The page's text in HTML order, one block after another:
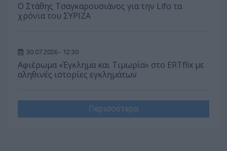
Ο Στάθης Τσαγκαρουσιάνος για την Lifo τα
χρόνια του ΣΥΡΙΖΑ
30.07.2026 - 12:30
Αφιέρωμα «Έγκλημα και Τιμωρία» στο ERTflix με
αληθινές ιστορίες εγκλημάτων
Περισσότερα